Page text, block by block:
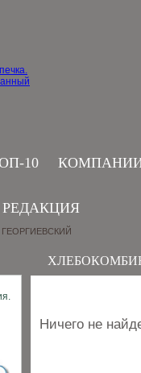
10
РЕДАКЦИЯ
Ничего не